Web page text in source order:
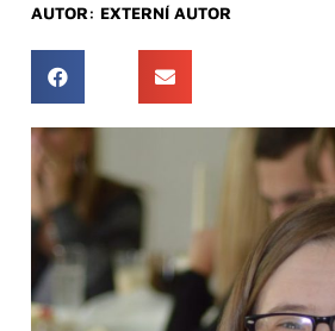
AUTOR: EXTERNÍ AUTOR